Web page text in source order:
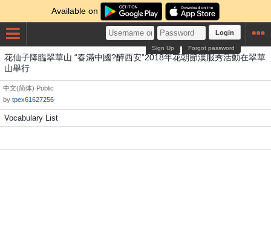
Available on
Login
Forgot password
Sign Up
花仙子降臨翠華山 “春滿中國?醉西安”2018年花朝節漢服秀活動在翠華
山舉行
中文(简体) Public
by tpex61627256
Vocabulary List